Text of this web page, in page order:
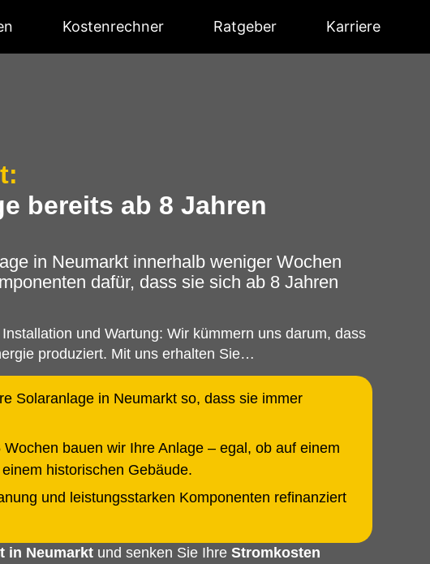
Kostenrechner Ratgeber Karriere
bereits ab 8 Jahren
in Neumarkt innerhalb weniger Wochen
dafür, dass sie sich ab 8 Jahren
und Wartung: Wir kümmern uns darum, dass
produziert. Mit uns erhalten Sie…
Solaranlage in Neumarkt so, dass sie immer
bauen wir Ihre Anlage – egal, ob auf einem
historischen Gebäude.
und leistungsstarken Komponenten refinanziert
in Neumarkt und senken Sie Ihre Stromkosten